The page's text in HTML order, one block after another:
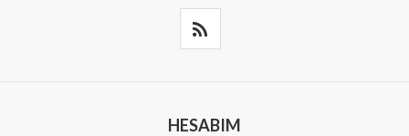
HESABIM